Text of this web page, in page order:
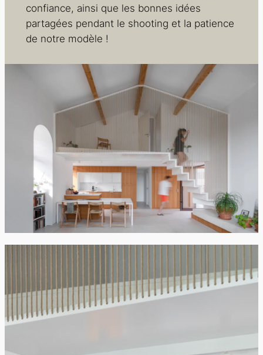
confiance, ainsi que les bonnes idées
partagées pendant le shooting et la patience
de notre modèle !